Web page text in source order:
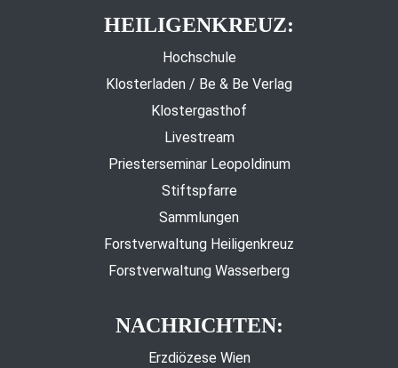
HEILIGENKREUZ:
Hochschule
Klosterladen / Be & Be Verlag
Klostergasthof
Livestream
Priesterseminar Leopoldinum
Stiftspfarre
Sammlungen
Forstverwaltung Heiligenkreuz
Forstverwaltung Wasserberg
NACHRICHTEN:
Erzdiözese Wien